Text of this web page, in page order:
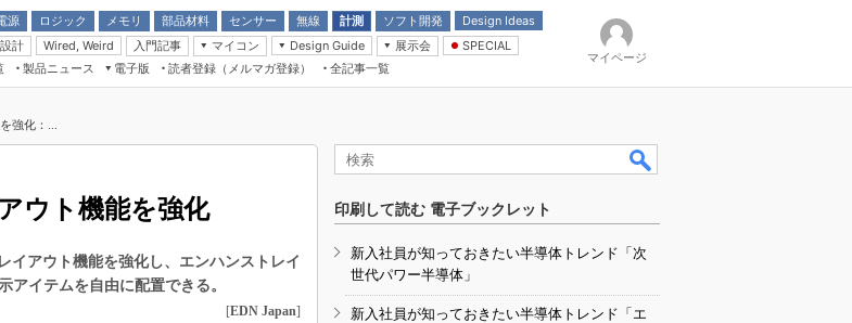
源
ロジック
メモリ
部品材料
センサー 無線 計測 ソフト開発
Design Ideas
アナログ機能回路
計測とテスト
計 Wired, Weird
入門記事
マイコン
コン講座
Design Guide
計測機器
展示会
CEATEC
組込み/エッジコンピューティング展
人とくるま展
SPECIAL
Microchip情報
製品ニュース
電子版
読者登録（メルマガ登録） 全記事一覧
マイページ
強化：...
ウト機能を強化
イアウト機能を強化し、エンハンストレイ
アイテムを自由に配置できる。
[EDN Japan]
印刷して読む 電子ブックレット
新入社員が知っておきたい半導体トレンド「次
世代パワー半導体」
新入社員が知っておきたい半導体トレンド「エ